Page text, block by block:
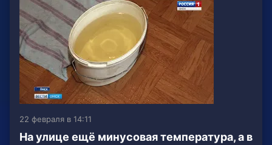
22 февраля в 14:11
На улице ещё минусовая температура, а в